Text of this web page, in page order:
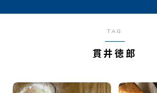
TAG
貫井徳郎